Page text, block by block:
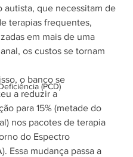
(PCD)
autista, que necessitam de
terapias frequentes,
em mais de uma
os custos se tornam
a reduzir a
para 15% (metade do
nos pacotes de terapia
do Espectro
Essa mudança passa a